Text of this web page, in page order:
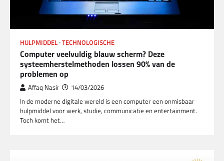
HULPMIDDEL TECHNOLOGISCHE
Computer veelvuldig blauw scherm? Deze
systeemherstelmethoden lossen 90% van de
problemen op
Affaq Nasir 14/03/2026
In de moderne digitale wereld is een computer een onmisbaar
hulpmiddel voor werk, studie, communicatie en entertainment.
Toch komt het…